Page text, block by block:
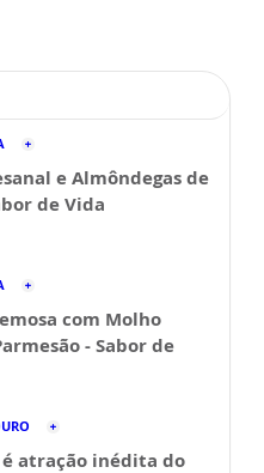
e Almôndegas de
de Vida
com Molho
- Sabor de
é atração inédita do